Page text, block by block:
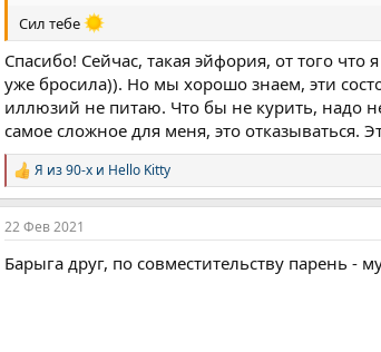
Сил тебе
Спасибо! Сейчас, такая эйфория, от того что
уже бросила)). Но мы хорошо знаем, эти
иллюзий не питаю. Что бы не курить, надо
самое сложное для меня, это отказываться.
Р
е
а
к
и
Я из 90-х и Hello Kitty
22 Фев 2021
Барыга друг, по совместительству парень -